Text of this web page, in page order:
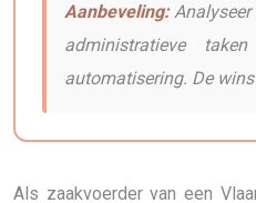
Aanbeveling:Analyseer
administratieve
automatisering. De
Als zaakvoerder van een